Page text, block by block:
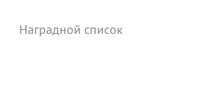
Наградной список